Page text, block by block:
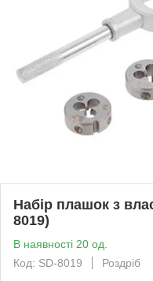
Набір плашок з
8019)
В наявності 20 од.
Код: SD-8019
Роздріб